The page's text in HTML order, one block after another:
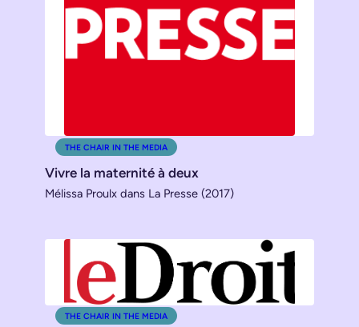
THE CHAIR IN THE MEDIA
Vivre la maternité à deux
Mélissa Proulx dans La Presse (2017)
THE CHAIR IN THE MEDIA